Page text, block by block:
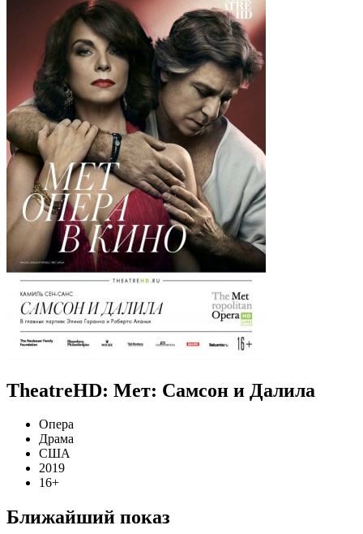
TheatreHD: Мет: Самсон и Далила
Опера
Драма
США
2019
16+
Ближайший показ